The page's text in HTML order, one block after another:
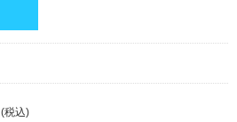
(税込)